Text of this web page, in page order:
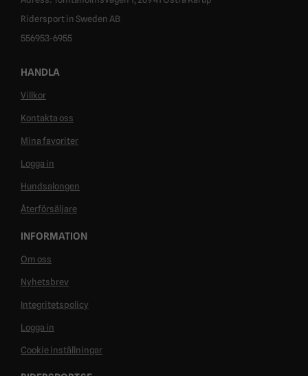
Ridersport in Sweden AB
556953-6955
HANDLA
Villkor
Kontakta oss
Mina favoriter
Logga in
Hundsalongen
Återförsäljare
INFORMATION
Om oss
Nyhetsbrev
Integritetspolicy
Logga in
Cookie inställningar